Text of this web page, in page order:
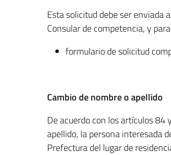
Esta solicitud debe ser enviada
Consular de competencia, y
formulario de solicitud
Cambio de nombre o apellido
De acuerdo con los artículos 84
apellido, la persona interesada
Prefectura del lugar de